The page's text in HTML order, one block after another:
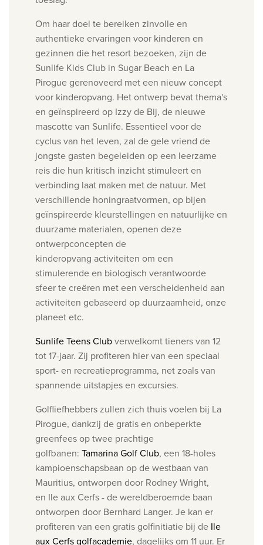
Om haar doel te bereiken zinvolle en
authentieke ervaringen voor kinderen en
gezinnen die het resort bezoeken, zijn de
Sunlife Kids Club in Sugar Beach en La
Pirogue gerenoveerd met een nieuw concept
voor kinderopvang. Het ontwerp bevat thema's
en geïnspireerd op Izzy de Bij, de nieuwe
mascotte van Sunlife. Essentieel voor de
cyclus van het leven, zal de gele vriend de
jongste gasten begeleiden op een leerzame
reis die hun kritisch inzicht stimuleert en
verbinding laat maken met de natuur. Met
verschillende honingraatvormen, op bijen
geïnspireerde kleurstellingen en natuurlijke en
duurzame materialen, openen deze
ontwerpconcepten de
kinderopvang activiteiten om een
stimulerende en biologisch verantwoorde
sfeer te creëren met een verscheidenheid aan
activiteiten gebaseerd op duurzaamheid, onze
planeet etc.
Sunlife Teens Clubverwelkomt tieners van 12
tot 17-jaar. Zij profiteren hier van een speciaal
sport- en recreatieprogramma, net zoals van
spannende uitstapjes en excursies.
Golfliefhebbers zullen zich thuis voelen bij La
Pirogue, dankzij de gratis en onbeperkte
greenfees op twee prachtige
golfbanen: Tamarina Golf Club, een 18-holes
kampioenschapsbaan op de westbaan van
Mauritius, ontworpen door Rodney Wright,
en Ile aux Cerfs - de wereldberoemde baan
ontworpen door Bernhard Langer. Je kan er
profiteren van een gratis golfinitiatie bij de Ile
aux Cerfs golfacademie, dagelijks om 11 uur. Er